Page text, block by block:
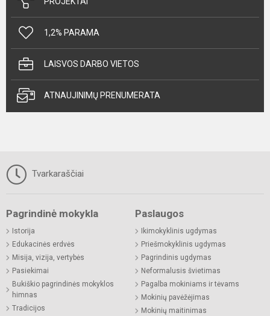
1,2% PARAMA
LAISVOS DARBO VIETOS
ATNAUJINIMŲ PRENUMERATA
Tvarkaraščiai
Pagrindinė mokykla
Istorija
Edukacinės erdvės
Misija, vizija, vertybės
Pasiekimai
Bukiškio pagrindinės mokyklos
himnas
Tradicijos
Paslaugos
Ikimokyklinis ugdymas
Priešmokyklinis ugdymas
Pagrindinis ugdymas
Neformalusis švietimas
Pagalba mokiniams ir tėvams
Mokinių pavėžėjimas
Mokinių maitinimas